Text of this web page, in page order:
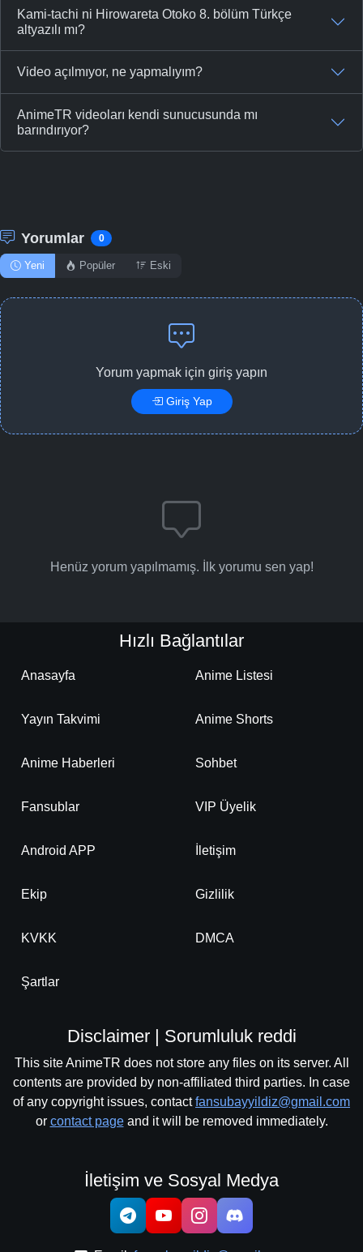
Kami-tachi ni Hirowareta Otoko 8. bölüm Türkçe
altyazılı mı?
Video açılmıyor, ne yapmalıyım?
AnimeTR videoları kendi sunucusunda mı
barındırıyor?
Yorumlar 0
Yeni Popüler Eski
Yorum yapmak için giriş yapın
Giriş Yap
Henüz yorum yapılmamış. İlk yorumu sen yap!
Hızlı Bağlantılar
Anasayfa Anime Listesi
Yayın Takvimi Anime Shorts
Anime Haberleri Sohbet
Fansublar VIP Üyelik
Android APP İletişim
Ekip Gizlilik
KVKK DMCA
Şartlar
Disclaimer | Sorumluluk reddi
This site AnimeTR does not store any files on its server. All
contents are provided by non-affiliated third parties. In case
of any copyright issues, contactfansubayyildiz@gmail.com
or contact pageand it will be removed immediately.
İletişim ve Sosyal Medya